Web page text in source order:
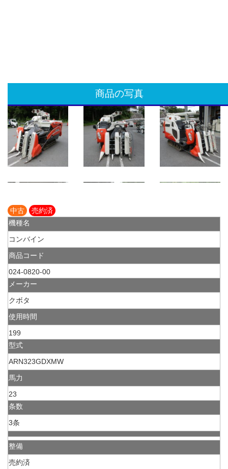
商品の写真
中古
売約済
機種名
コンバイン
商品コード
024-0820-00
メーカー
クボタ
使用時間
199
型式
ARN323GDXMW
馬力
23
条数
3条
整備
売約済